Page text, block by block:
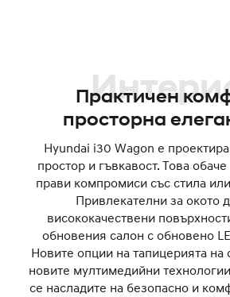
Практичен
просторна
Hyundai i30 Wagon е
простор и гъвкавост. Това
прави компромиси със стила
Привлекателни за окото
висококачествени
обновения салон с обновено
Новите опции на тапицерията на
новите мултимедийни
се насладите на безопасно и